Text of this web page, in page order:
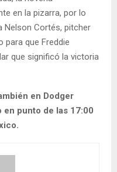
en la pizarra, por lo
Nelson Cortés, pitcher
para que Freddie
que significó la victoria
en Dodger
en punto de las 17:00